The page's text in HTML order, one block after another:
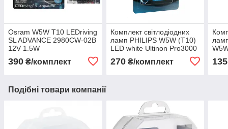
Osram W5W T10 LEDriving
SL ADVANCE 2980CW-02B
12V 1.5W
390 ₴/комплект
Комплект світлодіодних
ламп PHILIPS W5W (T10)
LED white Ultinon Pro3000
270₴/комплект 135
Подібні товари компанії